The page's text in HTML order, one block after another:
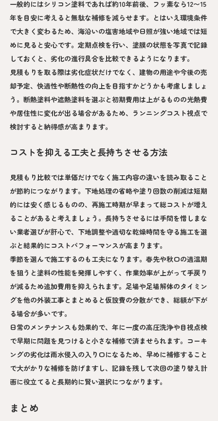
一般的にはシリコン塗料であれば約10年前後、フッ素なら12〜15
年を目安に考えると無駄な補修を減らせます。とはいえ環境条件
で大きく変わるため、海沿いの塩害地域や日照が強い地域では短
めに見ると安心です。定期点検を行い、塗膜の状態を写真で記録
しておくと、劣化の進行具合を比較できるようになります。
見積もりを取る際は劣化症状だけでなく、建物の用途や今後の売
却予定、快適性や断熱性の向上を目指すかどうかも考慮しましょ
う。断熱塗料や遮熱塗料を選ぶと初期費用は上がるものの光熱費
や居住性に変化が出る場合があるため、ランニングコスト視点で
検討すると納得感が高まります。
コストを抑える工夫と長持ちさせる方法
見積もり比較では単価だけでなく施工内容の違いを読み取ること
が節約につながります。下地処理の省略や塗り回数の削減は短期
的には安く感じるものの、再施工時期が早まって総コストが増え
ることがあると考えましょう。長持ちさせるには手間を惜しまな
い業者選びが肝心で、下地調整や適切な乾燥時間を守る施工を選
ぶと結果的にコストパフォーマンスが高まります。
季節を選んで施工するのも工夫になります。春先や秋口の適温期
を狙うと塗料の性能を発揮しやすく、作業効率が上がって手戻り
が減るため追加費用を抑えられます。足場や足場解体のタイミン
グを他の外装工事とまとめると仮設費の分散ができ、総額が下が
る場合が多いです。
日常のメンテナンスも効果的で、年に一度の高圧洗浄や目視点検
で早期に問題を見つけると小さな補修で済ませられます。コーキ
ングの劣化は雨水侵入の入り口になるため、早めに補修すること
で大がかりな補修を防げますし、記録を残して次回の塗り替え計
画に役立てると長期的に賢い選択につながります。
まとめ